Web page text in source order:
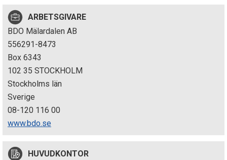
p
e
k
t
i
o
n
e
ARBETSGIVARE
BDO Mälardalen AB
556291-8473
Box 6343
102 35 STOCKHOLM
Stockholms län
Sverige
08-120 116 00
www.bdo.se
HUVUDKONTOR